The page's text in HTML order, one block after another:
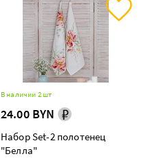
В наличии 2 шт
24.00 BYN
Набор Set-2 полотенец
"Белла"